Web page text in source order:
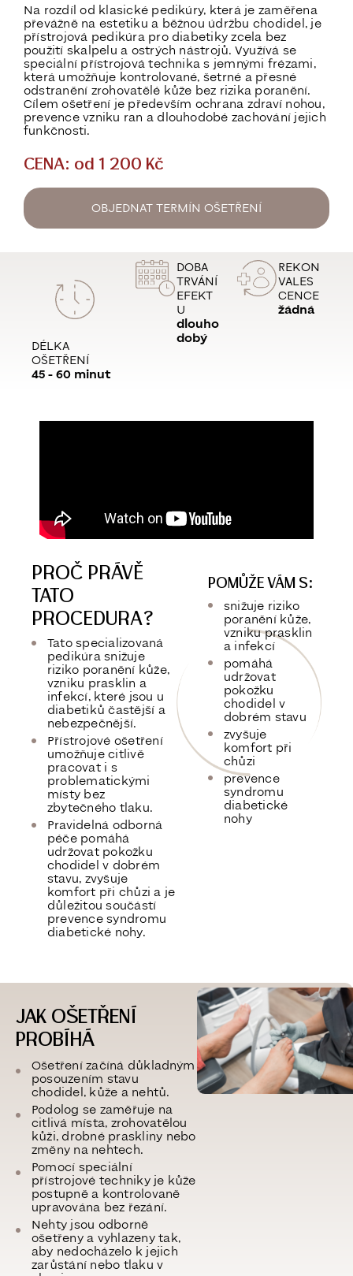
Na rozdíl od klasické pedikúry, která je zaměřena
převážně na estetiku a běžnou údržbu chodidel, je
přístrojová pedikúra pro diabetikyzcela bez
použití skalpelu a ostrých nástrojů. Využívá se
speciální přístrojová technika s jemnými frézami,
která umožňuje kontrolované, šetrné a přesné
odstranění zrohovatělé kůže bez rizika poranění.
Cílem ošetření je především ochrana zdraví nohou,
prevence vzniku ran a dlouhodobé zachování jejich
funkčnosti.
CENA: od 1 200 Kč
OBJEDNAT TERMÍN OŠETŘENÍ
DÉLKA
OŠETŘENÍ
45 - 60 minut
DOBA
TRVÁNÍ
EFEKT
U
dlouho
dobý
REKON
VALES
CENCE
žádná
PROČ PRÁVĚ
TATO
PROCEDURA?
Tato specializovaná
pedikúra snižuje
riziko poranění kůže,
vzniku prasklin a
infekcí, které jsou u
diabetiků častější a
nebezpečnější.
Přístrojové ošetření
umožňuje citlivě
pracovat i s
problematickými
místy bez
zbytečného tlaku.
Pravidelná odborná
péče pomáhá
udržovat pokožku
chodidel v dobrém
stavu, zvyšuje
komfort při chůzi a je
důležitou součástí
prevence syndromu
diabetické nohy.
POMŮŽE VÁM S:
snižuje riziko
poranění kůže,
vzniku prasklin
a infekcí
pomáhá
udržovat
pokožku
chodidel v
dobrém stavu
zvyšuje
komfort při
chůzi
prevence
syndromu
diabetické
nohy
JAK OŠETŘENÍ
PROBÍHÁ
Ošetření začíná důkladným
posouzením stavu
chodidel, kůže a nehtů.
Podolog se zaměřuje na
citlivá místa, zrohovatělou
kůži, drobné praskliny nebo
změny na nehtech.
Pomocí speciální
přístrojové technikyje kůže
postupně a kontrolovaně
upravována bez řezání.
Nehty jsou odborně
ošetřeny a vyhlazeny tak,
aby nedocházelo k jejich
zarůstání nebo tlaku v